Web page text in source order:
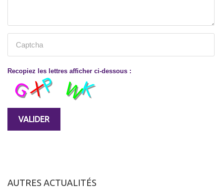
Recopiez les lettres afficher ci-dessous :
AUTRES ACTUALITÉS